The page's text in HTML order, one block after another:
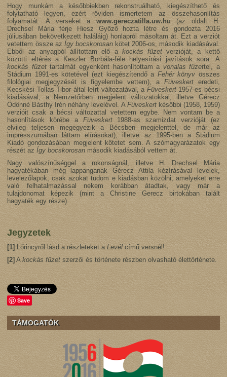
Hogy munkám a későbbiekben rekonstruálható, kiegészíthető és
folytatható legyen, ezért röviden ismertetem az összehasonlítás
folyamatát. A verseket awww.gereczatilla.uw.hu(az oldalt H.
Drechsel Mária férje Hiesz Győző hozta létre és gondozta 2016
júliusában bekövetkezett haláláig) honlapról másoltam át. Ezt a verziót
vetettem össze azÍgy bocskorosan kötet 2006-os, második kiadásával.
Ebből az anyagból állítottam elő a kockás füzetverzióját, a kettő
közötti eltérés a Keszler Borbála-féle helyesírási javítások sora. A
kockás füzettartalmát egyenként hasonlítottam a vonalas füzettel, a
Stádium 1991-es kötetével (ezt kiegészítendő aFehér könyv összes
filológiai megjegyzését is figyelembe vettem), a Füveskerteredeti,
Kecskési Tollas Tibor által leírt változatával, a Füveskert1957-es bécsi
kiadásával, a Nemzetőrben megjelent változatokkal, illetve Gérecz
Ödönné Básthy Irén néhány levelével. A Füveskertkésőbbi (1958, 1959)
verzióit csak a bécsi változattal vetettem egybe. Nem vontam be a
hasonlítások körébe a Füveskert1988-as szamizdat verzióját (ez
elvileg teljesen megegyezik a Bécsben megjelenttel, de már az
impresszumában láttam elírásokat), illetve az 1995-ben a Stádium
Kiadó gondozásában megjelent kötetet sem. A szómagyarázatok egy
részét azÍgy bocskorosan második kiadásából vettem át.
Nagy valószínűséggel a rokonságnál, illetve H. Drechsel Mária
hagyatékában még lappanganak Gérecz Attila kézírásával levelek,
levelezőlapok, csak azokat tudom e kiadásban közölni, amelyeket erre
való felhatalmazással nekem korábban átadtak, vagy már a
tulajdonomat képezik (mint a Christine Gerecz birtokában talált
hagyaték egy része).
Jegyzetek
[1] Lőrincyről lásd a részleteket aLevélcímű versnél!
[2]Akockás füzetszerzői és története részben olvasható élettörténete.
Save
TÁMOGATÓK